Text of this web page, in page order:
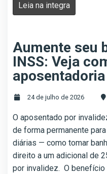
Leia na integra
Aumente seu
INSS: Veja
aposentadoria
24 de julho de 2026
O aposentado por
de forma permanente
diárias — como tomar
direito a um adicional de
por invalidez. O